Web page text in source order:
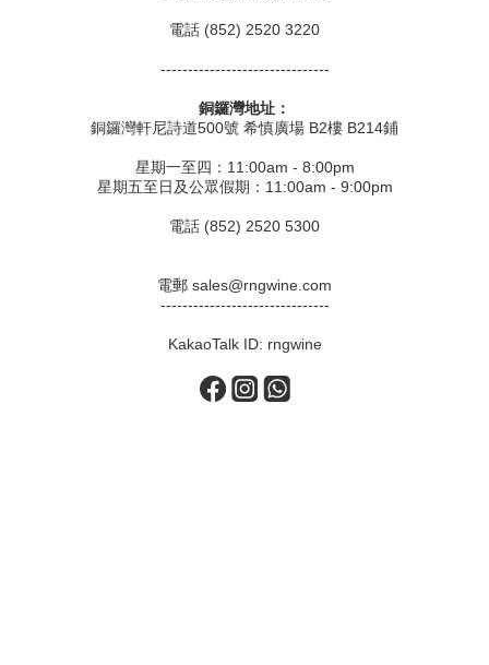
電話 (852) 2520 3220
-------------------------------
銅鑼灣地址：
銅鑼灣軒尼詩道500號 希慎廣場 B2樓 B214鋪
星期一至四：11:00am - 8:00pm
星期五至日及公眾假期：11:00am - 9:00pm
電話 (852) 2520 5300
電郵 sales@rngwine.com
-------------------------------
KakaoTalk ID: rngwine